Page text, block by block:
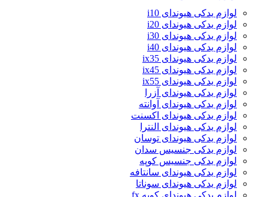
لوازم یدکی هیوندای i10
لوازم یدکی هیوندای i20
لوازم یدکی هیوندای i30
لوازم یدکی هیوندای i40
لوازم یدکی هیوندای ix35
لوازم یدکی هیوندای ix45
لوازم یدکی هیوندای ix55
لوازم یدکی هیوندای آزرا
لوازم یدکی هیوندای آوانته
لوازم یدکی هیوندای اکسنت
لوازم یدکی هیوندای النترا
لوازم یدکی هیوندای توسان
لوازم یدکی جنسیس سدان
لوازم یدکی جنسیس کوپه
لوازم یدکی هیوندای سانتافه
لوازم یدکی هیوندای سوناتا
لوازم یدکی هیوندای کوپه fx